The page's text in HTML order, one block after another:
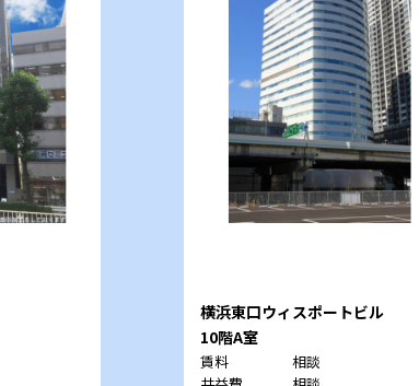
横浜東口ウィスポートビル
10階A室
賃料
相談